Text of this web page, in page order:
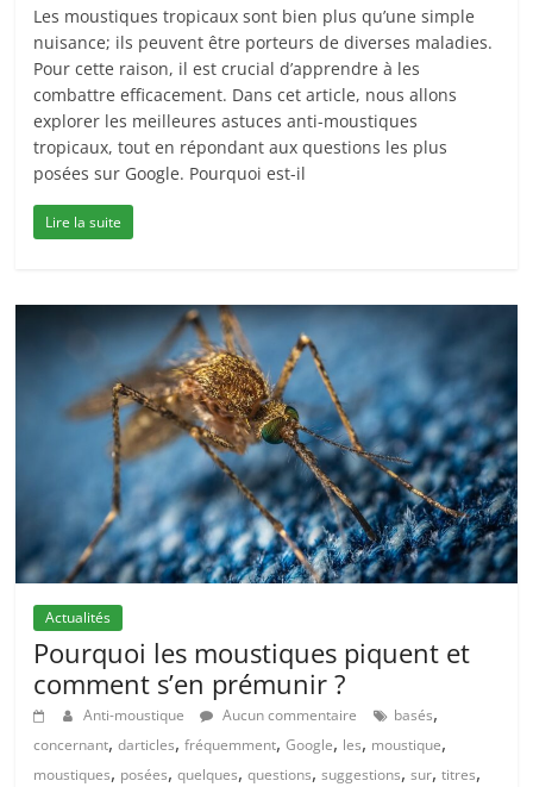
Les moustiques tropicaux sont bien plus qu’une simple
nuisance; ils peuvent être porteurs de diverses maladies.
Pour cette raison, il est crucial d’apprendre à les
combattre efficacement. Dans cet article, nous allons
explorer les meilleures astuces anti-moustiques
tropicaux, tout en répondant aux questions les plus
posées sur Google. Pourquoi est-il
Lire la suite
Actualités
Pourquoi les moustiques piquent et
comment s’en prémunir ?
Anti-moustique Aucun commentaire basés,
concernant,darticles,fréquemment,Google, les, moustique,
moustiques, posées,quelques,questions,suggestions,sur,titres,